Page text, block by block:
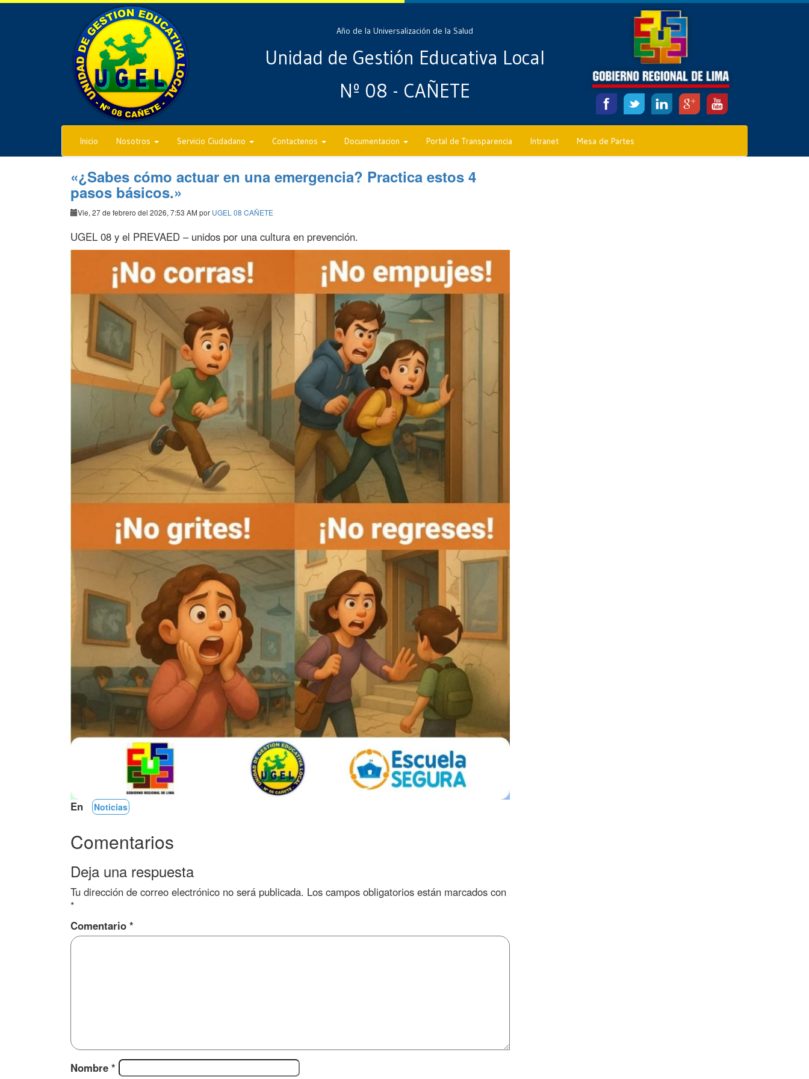
Año de la Universalización de la Salud
Unidad de Gestión Educativa Local
Nº 08 - CAÑETE
Inicio Nosotros Servicio Ciudadano Contactenos Documentacion Portal de Transparencia Intranet Mesa de Partes
«¿Sabes cómo actuar en una emergencia? Practica estos 4
pasos básicos.»
Vie, 27 de febrero del 2026, 7:53 AM por UGEL 08 CAÑETE
UGEL 08 y el PREVAED – unidos por una cultura en prevención.
En Noticias
Comentarios
Deja una respuesta
Tu dirección de correo electrónico no será publicada. Los campos obligatorios están marcados con
*
Comentario *
Nombre *